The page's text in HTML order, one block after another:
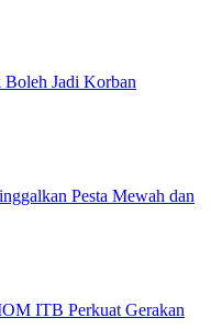
Boleh Jadi Korban
Pesta Mewah dan
ITB Perkuat Gerakan